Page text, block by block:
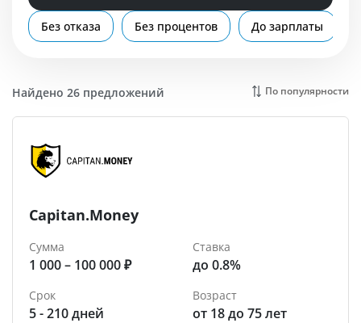
Батайск
Без отказа Без процентов До зарплаты
Найдено 26 предложений По популярности
Capitan.Money
Сумма
1 000 – 100 000 ₽
Ставка
до 0.8%
Срок
5 - 210 дней
Возраст
от 18 до 75 лет